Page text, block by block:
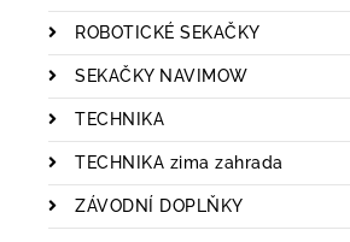
ROBOTICKÉ SEKAČKY
SEKAČKY NAVIMOW
TECHNIKA
TECHNIKA zima zahrada
ZÁVODNÍ DOPLŇKY